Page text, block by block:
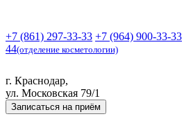
+7 (861) 297-33-33 +7 (964) 900-33-33
44(отделение косметологии)
г. Краснодар,
ул. Московская 79/1
Записаться на приём